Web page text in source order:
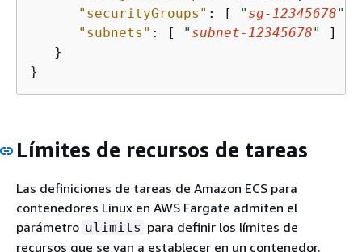
"securityGroups" : [ " sg-12345678"
"subnets" : [ " subnet-12345678"
]
   }
}
Límites de recursos de tareas
Las definiciones de tareas de Amazon ECS para
contenedores Linux en AWS Fargate admiten el
parámetro ulimits para definir los límites de
recursos que se van a establecer en un contenedor.